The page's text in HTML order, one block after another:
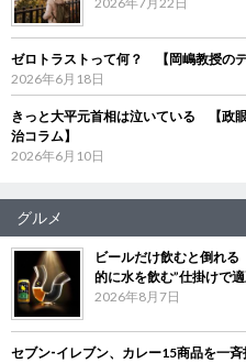
ゼロトラストって何？ 【岡嶋教授のデ
2026年6月18日
きっと大平元首相は泣いている 【政
治コラム】
2026年6月10日
グルメ
ビールだけ飲むと倒れ
的に水を飲む”仕掛けで
2026年8月7日
セブン‐イレブン、カレー15商品を一